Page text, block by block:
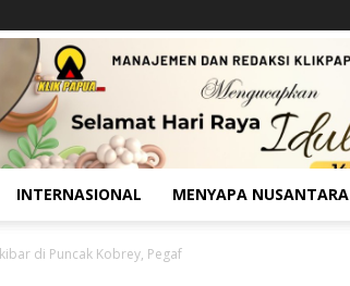
INTERNASIONAL MENYAPA NUSANTARA
di Puncak Kobrey, Pegaf